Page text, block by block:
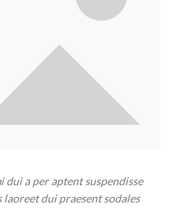
dui a per aptent suspendisse
dui praesent sodales